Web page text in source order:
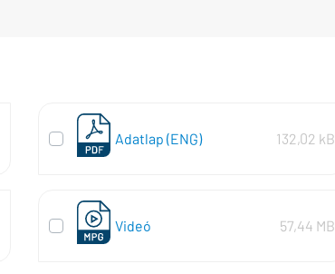
Adatlap (ENG) 132,02 kB
Videó 57,44 MB